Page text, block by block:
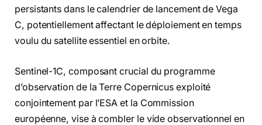
persistants dans le calendrier de lancement de Vega
C, potentiellement affectant le déploiement en temps
voulu du satellite essentiel en orbite.
Sentinel-1C, composant crucial du programme
d’observation de la Terre Copernicus exploité
conjointement par l’ESA et la Commission
européenne, vise à combler le vide observationnel en